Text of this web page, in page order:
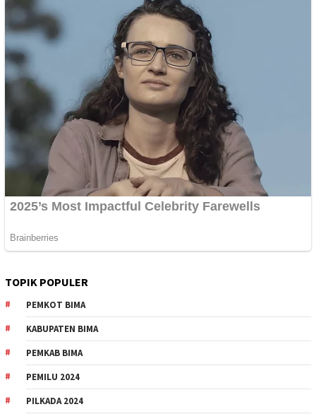
TOPIK POPULER
PEMKOT BIMA
KABUPATEN BIMA
PEMKAB BIMA
PEMILU 2024
PILKADA 2024